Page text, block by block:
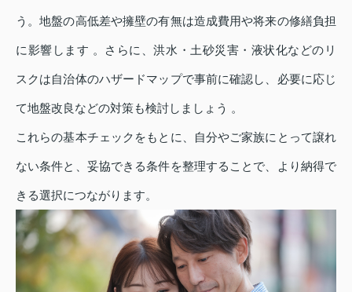
う。地盤の高低差や擁壁の有無は造成費用や将来の修繕負担
に影響します 。さらに、洪水・土砂災害・液状化などのリ
スクは自治体のハザードマップで事前に確認し、必要に応じ
て地盤改良などの対策も検討しましょう 。
これらの基本チェックをもとに、自分やご家族にとって譲れ
ない条件と、妥協できる条件を整理することで、より納得で
きる選択につながります。